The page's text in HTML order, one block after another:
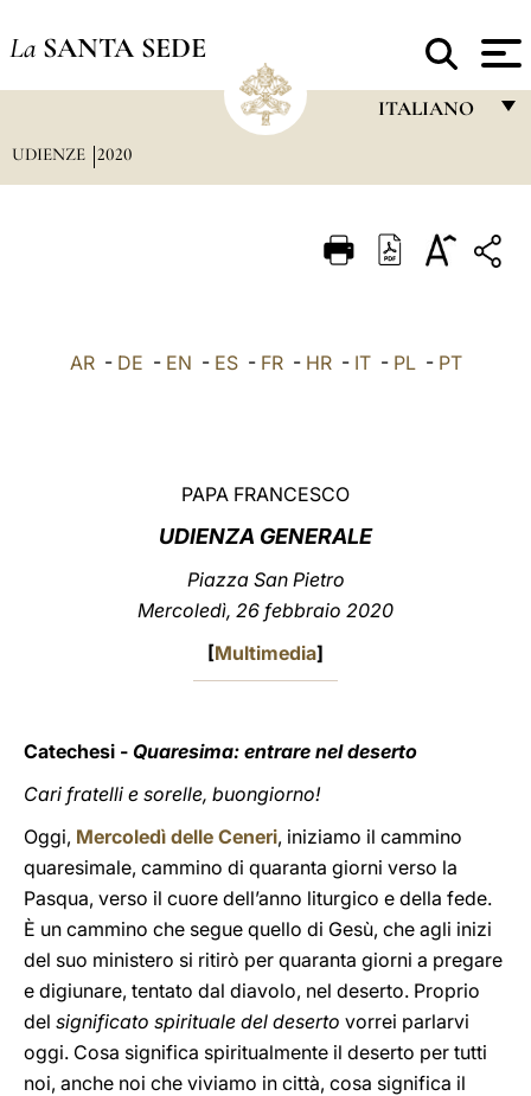
La SANTA SEDE
ITALIANO
ITALIANO
UDIENZE 2020
AR- DE - EN - ES- FR- HR- IT- PL- PT
PAPA FRANCESCO
UDIENZA GENERALE
Piazza San Pietro
Mercoledì, 26 febbraio 2020
[Multimedia]
Catechesi - Quaresima: entrare nel deserto
Cari fratelli e sorelle, buongiorno!
Oggi, Mercoledì delle Ceneri, iniziamo il cammino
quaresimale, cammino di quaranta giorni verso la
Pasqua, verso il cuore dell’anno liturgico e della fede.
È un cammino che segue quello di Gesù, che agli inizi
del suo ministero si ritirò per quaranta giorni a pregare
e digiunare, tentato dal diavolo, nel deserto. Proprio
del significato spirituale del deserto vorrei parlarvi
oggi. Cosa significa spiritualmente il deserto per tutti
noi, anche noi che viviamo in città, cosa significa il